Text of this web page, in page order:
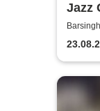
Jazz
Alt
Krawatte